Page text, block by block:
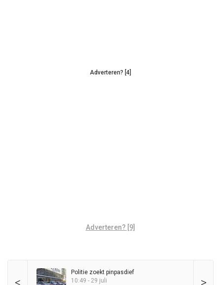
Adverteren? [4]
Adverteren? [9]
Politie zoekt pinpasdief
10:49 - 29 juli